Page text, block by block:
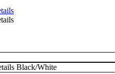
Black/White